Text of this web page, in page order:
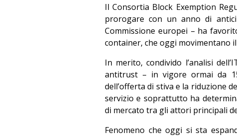
Il Consortia Block Exemption
prorogare con un anno di
Commissione europei – ha
container, che oggi movimentano
In merito, condivido l’analisi
antitrust – in vigore ormai da
dell’offerta di stiva e la riduzione
servizio e soprattutto ha
di mercato tra gli attori principali
Fenomeno che oggi si sta